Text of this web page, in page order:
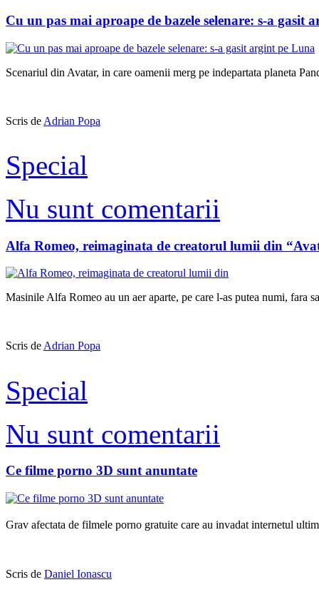
Cu un pas mai aproape de bazele selenare: s-a gasit
Scenariul din Avatar, in care oamenii merg pe indepartata planeta
Scris de Adrian Popa
Special
Nu sunt comentarii
Alfa Romeo, reimaginata de creatorul lumii din
Masinile Alfa Romeo au un aer aparte, pe care l-as putea numi, fara
Scris deAdrian Popa
Special
Nu sunt comentarii
Ce filme porno 3D sunt anuntate
Grav afectata de filmele porno gratuite care au invadat internetul
Scris de Daniel Ionascu